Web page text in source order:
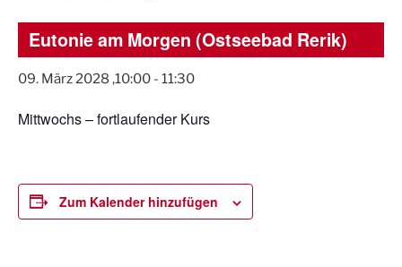
Eutonie am Morgen (Ostseebad Rerik)
09. März 2028 ,10:00 - 11:30
Mittwochs – fortlaufender Kurs
Zum Kalender hinzufügen